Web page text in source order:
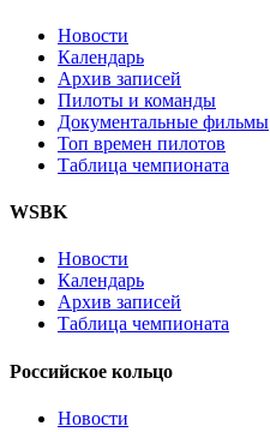
Новости
Календарь
Архив записей
Пилоты и команды
Документальные фильмы
Топ времен пилотов
Таблица чемпионата
WSBK
Новости
Календарь
Архив записей
Таблица чемпионата
Российское кольцо
Новости